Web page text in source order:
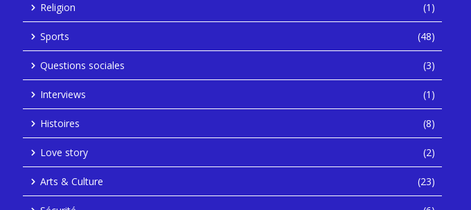
Religion (1)
Sports (48)
Questions sociales (3)
Interviews (1)
Histoires (8)
Love story (2)
Arts & Culture (23)